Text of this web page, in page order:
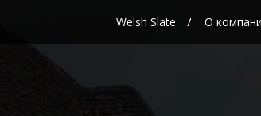
Welsh Slate О